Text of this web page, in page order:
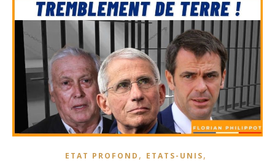
ETAT PROFOND , ETATS-UNIS,